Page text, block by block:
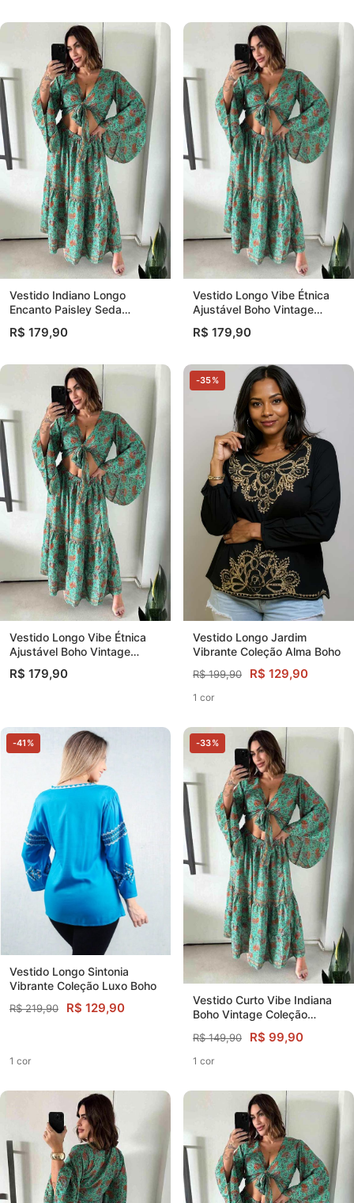
Vestido Indiano Longo
Encanto Paisley Seda
Coleção Premiu
R$ 179,90
Vestido Longo Vibe Étnica
Ajustável Boho Vintage
Coleção Premium 8845
R$ 179,90
Vestido Longo Vibe Étnica
Ajustável Boho Vintage
Coleção Premium
R$ 179,90
-35%
Vestido Longo Jardim
Vibrante Coleção Alma Boho
R$ 199,90 R$ 129,90
1 cor
-41%
Vestido Longo Sintonia
Vibrante Coleção Luxo Boho
R$ 219,90 R$ 129,90
1 cor
-33%
Vestido Curto Vibe Indiana
Boho Vintage Coleção
R$ 149,90 R$ 99,90
1 cor